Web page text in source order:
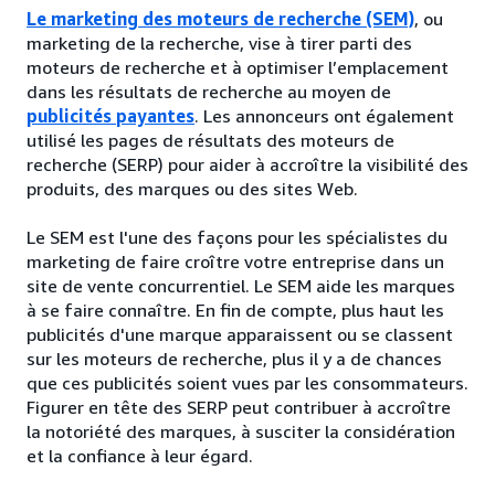
Le marketing des moteurs de recherche (SEM), ou
marketing de la recherche, vise à tirer parti des
moteurs de recherche et à optimiser l’emplacement
dans les résultats de recherche au moyen de
publicités payantes. Les annonceurs ont également
utilisé les pages de résultats des moteurs de
recherche (SERP) pour aider à accroître la visibilité des
produits, des marques ou des sites Web.
Le SEM est l'une des façons pour les spécialistes du
marketing de faire croître votre entreprise dans un
site de vente concurrentiel. Le SEM aide les marques
à se faire connaître. En fin de compte, plus haut les
publicités d'une marque apparaissent ou se classent
sur les moteurs de recherche, plus il y a de chances
que ces publicités soient vues par les consommateurs.
Figurer en tête des SERP peut contribuer à accroître
la notoriété des marques, à susciter la considération
et la confiance à leur égard.